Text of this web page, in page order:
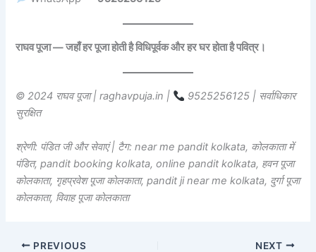
राघव पूजा — जहाँ हर पूजा होती है विधिपूर्वक और हर घर होता है पवित्र।
© 2024 राघव पूजा | raghavpuja.in |
9525256125 | सर्वाधिकार
सुरक्षित
श्रेणी: पंडित जी और सेवाएं | टैग: near me pandit kolkata, कोलकाता में
पंडित, pandit booking kolkata, online pandit kolkata, हवन पूजा
कोलकाता, गृहप्रवेश पूजा कोलकाता, pandit ji near me kolkata, दुर्गा पूजा
कोलकाता, विवाह पूजा कोलकाता
PREVIOUS NEXT